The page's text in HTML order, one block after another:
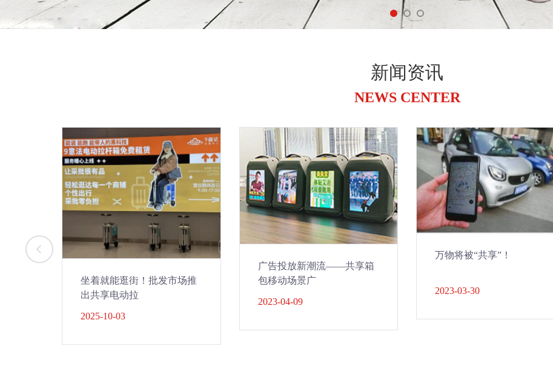
新闻资讯
NEWS CENTER
坐着就能逛街！批发市场推
出共享电动拉
2025-10-03
广告投放新潮流——共享箱
包移动场景广
2023-04-09
万物将被“共享”！
2023-03-30